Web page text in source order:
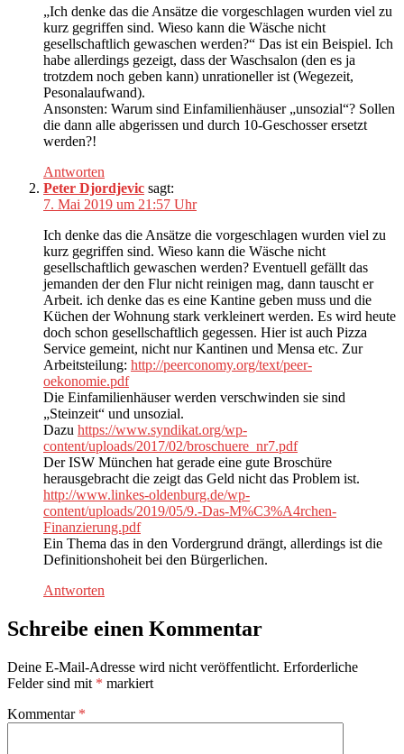
„Ich denke das die Ansätze die vorgeschlagen wurden viel zu
kurz gegriffen sind. Wieso kann die Wäsche nicht
gesellschaftlich gewaschen werden?“ Das ist ein Beispiel. Ich
habe allerdings gezeigt, dass der Waschsalon (den es ja
trotzdem noch geben kann) unrationeller ist (Wegezeit,
Pesonalaufwand).
Ansonsten: Warum sind Einfamilienhäuser „unsozial“? Sollen
die dann alle abgerissen und durch 10-Geschosser ersetzt
werden?!
Antworten
Peter Djordjevic sagt:
7. Mai 2019 um 21:57 Uhr
Ich denke das die Ansätze die vorgeschlagen wurden viel zu
kurz gegriffen sind. Wieso kann die Wäsche nicht
gesellschaftlich gewaschen werden? Eventuell gefällt das
jemanden der den Flur nicht reinigen mag, dann tauscht er
Arbeit. ich denke das es eine Kantine geben muss und die
Küchen der Wohnung stark verkleinert werden. Es wird heute
doch schon gesellschaftlich gegessen. Hier ist auch Pizza
Service gemeint, nicht nur Kantinen und Mensa etc. Zur
Arbeitsteilung: http://peerconomy.org/text/peer-
oekonomie.pdf
Die Einfamilienhäuser werden verschwinden sie sind
„Steinzeit“ und unsozial.
Dazu https://www.syndikat.org/wp-
content/uploads/2017/02/broschuere_nr7.pdf
Der ISW München hat gerade eine gute Broschüre
herausgebracht die zeigt das Geld nicht das Problem ist.
http://www.linkes-oldenburg.de/wp-
content/uploads/2019/05/9.-Das-M%C3%A4rchen-
Finanzierung.pdf
Ein Thema das in den Vordergrund drängt, allerdings ist die
Definitionshoheit bei den Bürgerlichen.
Antworten
Schreibe einen Kommentar
Deine E-Mail-Adresse wird nicht veröffentlicht. Erforderliche
Felder sind mit * markiert
Kommentar *